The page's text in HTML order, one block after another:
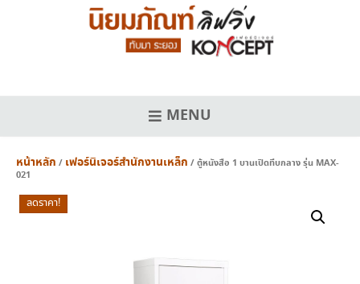
MENU
หน้าหลัก / เฟอร์นิเจอร์สำนักงานเหล็ก / ตู้หนังสือ 1 บานเปิดทึบกลาง รุ่น MAX-
021
ลดราคา!